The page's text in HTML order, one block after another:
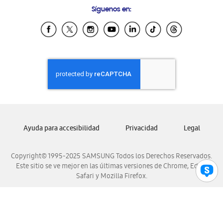
Samsung Ecuador
Samsung El Salvador
Samsung Honduras
Samsung Nicaragua
Samsung Panamá
Samsung Venezuela
Síguenos en:
Copyright© 1995-2025 SAMSUNG Todos los Derechos Reservados.
Este sitio se ve mejor en las últimas versiones de Chrome, Edge,
Safari y Mozilla Firefox.
Ayuda para accesibilidad Privacidad Legal